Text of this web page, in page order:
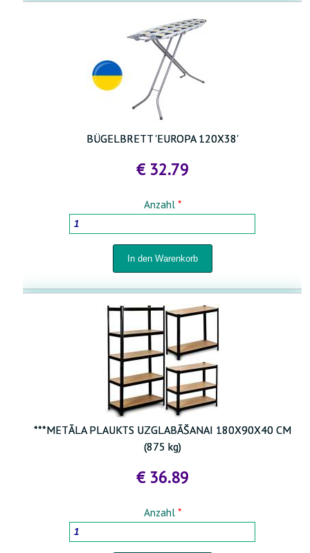
BÜGELBRETT 'EUROPA 120X38'
€ 32.79
Anzahl *
***METĀLA PLAUKTS UZGLABĀŠANAI 180X90X40 CM
(875 kg)
€ 36.89
Anzahl *